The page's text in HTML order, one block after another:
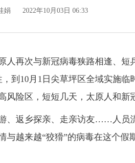
娟 2022年10月03日 06:33
再次与新冠病毒狭路相逢、短
到10月1日尖草坪区全域实施临
风险区，短短几天，太原人和新
返乡探亲、走亲访友……人员
与越来越“狡猾”的病毒在这个假